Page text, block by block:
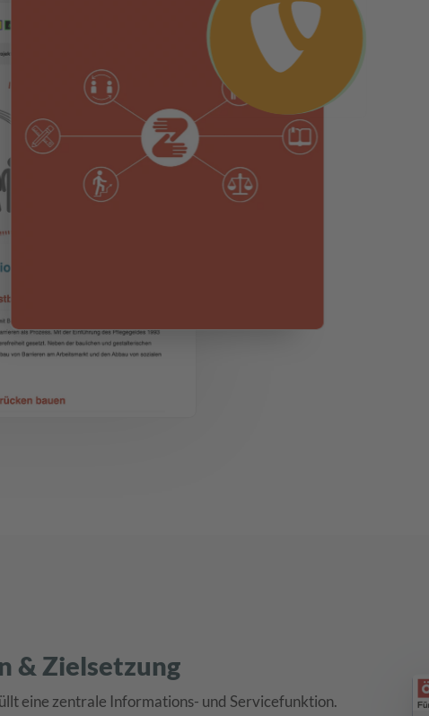
& Zielsetzung
eine zentrale Informations- und Servicefunktion.